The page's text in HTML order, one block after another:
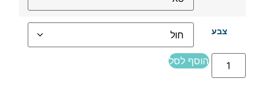
צבע
הוסף לסל